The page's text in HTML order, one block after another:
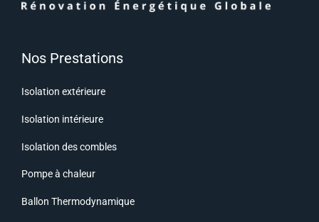
Nos Prestations
Isolation extérieure
Isolation intérieure
Isolation des combles
Pompe à chaleur
Ballon Thermodynamique